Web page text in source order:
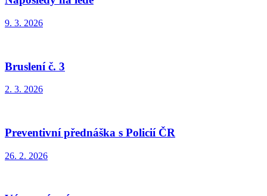
9. 3. 2026
Bruslení č. 3
2. 3. 2026
Preventivní přednáška s Policií ČR
26. 2. 2026